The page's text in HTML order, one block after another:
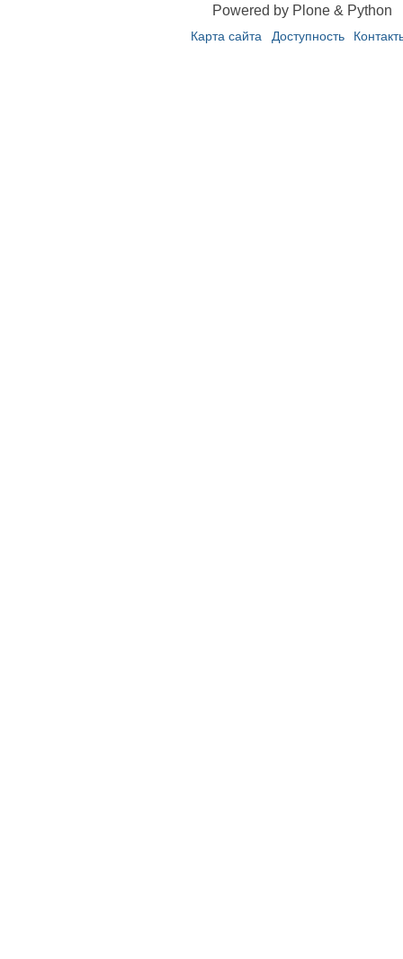
Powered by Plone & Python
Карта сайта Доступность